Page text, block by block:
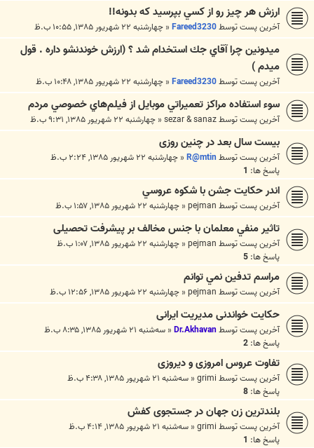
ارزش هر چيز رو از كسي بپرسيد كه بدونه!!
آخرین پست توسطFareed3230
« چهارشنبه ۲۲ شهریور ۱۳۸۵, ۱۰:۵۵ ب.ظ
ميدونين چرا آقاي جك استخدام شد ؟ (ارزش خوندنشو داره . قول
ميدم )
آخرین پست توسطFareed3230
« چهارشنبه ۲۲ شهریور ۱۳۸۵, ۱۰:۴۸ ب.ظ
سوء استفاده مراكز تعميراتي موبايل از فيلم‌هاي خصوصي مردم
آخرین پست توسطsezar & sanaz
« چهارشنبه ۲۲ شهریور ۱۳۸۵, ۹:۳۱ ب.ظ
بيست سال بعد در چنين روزی
آخرین پست توسطR@mtin
« چهارشنبه ۲۲ شهریور ۱۳۸۵, ۲:۲۴ ب.ظ
پاسخ ها: 1
اندر حکايت جشن با شکوه عروسي
آخرین پست توسطpejman
« چهارشنبه ۲۲ شهریور ۱۳۸۵, ۱:۵۷ ب.ظ
تاثير منفي معلمان با جنس مخالف بر پیشرفت تحصیلی
آخرین پست توسطpejman
« چهارشنبه ۲۲ شهریور ۱۳۸۵, ۱:۰۷ ب.ظ
پاسخ ها: 5
مراسم تدفين نمي توانم
آخرین پست توسطpejman
« چهارشنبه ۲۲ شهریور ۱۳۸۵, ۱۲:۵۶ ب.ظ
حکایت خواندنی مدیریت ایرانی
آخرین پست توسطDr.Akhavan
« سه‌شنبه ۲۱ شهریور ۱۳۸۵, ۸:۳۵ ب.ظ
پاسخ ها: 2
تفاوت عروس امروزی و دیروزی
آخرین پست توسطgrimi
« سه‌شنبه ۲۱ شهریور ۱۳۸۵, ۴:۳۸ ب.ظ
پاسخ ها: 8
بلندترین زن جهان در جستجوی کفش
آخرین پست توسطgrimi
« سه‌شنبه ۲۱ شهریور ۱۳۸۵, ۴:۱۴ ب.ظ
پاسخ ها: 1